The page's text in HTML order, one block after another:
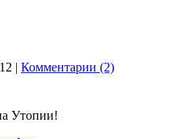
| Комментарии (2)
Утопии!